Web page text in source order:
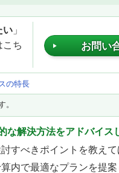
い 」
こち
お問い
の特長
。
な解決方法をアドバイス
すべきポイントを教えて
内で最適なプランを提